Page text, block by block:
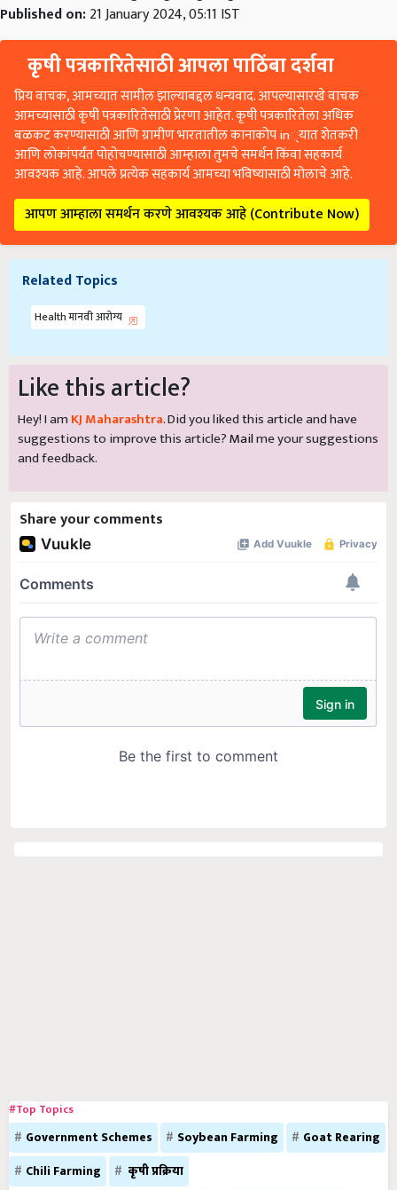
Published on:21 January 2024, 05:11 IST
कृषी पत्रकारितेसाठी आपला पाठिंबा दर्शवा
प्रिय वाचक, आमच्यात सामील झाल्याबद्दल धन्यवाद. आपल्यासारखे वाचक
आमच्यासाठी कृषी पत्रकारितेसाठी प्रेरणा आहेत. कृषी पत्रकारितेला अधिक
बळकट करण्यासाठी आणि ग्रामीण भारतातील कानाकोप in्यात शेतकरी
आणि लोकांपर्यंत पोहोचण्यासाठी आम्हाला तुमचे समर्थन किंवा सहकार्य
आवश्यक आहे. आपले प्रत्येक सहकार्य आमच्या भविष्यासाठी मोलाचे आहे.
आपण आम्हाला समर्थन करणे आवश्यक आहे (Contribute Now)
Related Topics
Health मानवी आरोग्य
Like this article?
Hey! I am KJ Maharashtra. Did you liked this article and have
suggestions to improve this article?Mailme your suggestions
and feedback.
Share your comments
#Top Topics
Government Schemes Soybean Farming
Goat Rearing
Chili Farming
कृषी प्रक्रिया